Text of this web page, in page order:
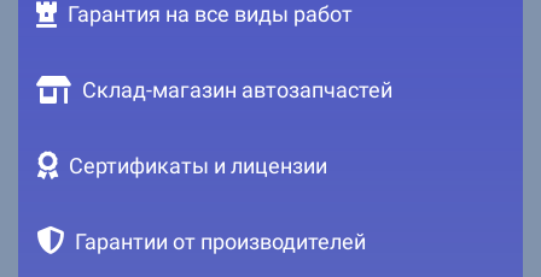
Гарантия на все виды работ
Склад-магазин автозапчастей
Сертификаты и лицензии
Гарантии от производителей